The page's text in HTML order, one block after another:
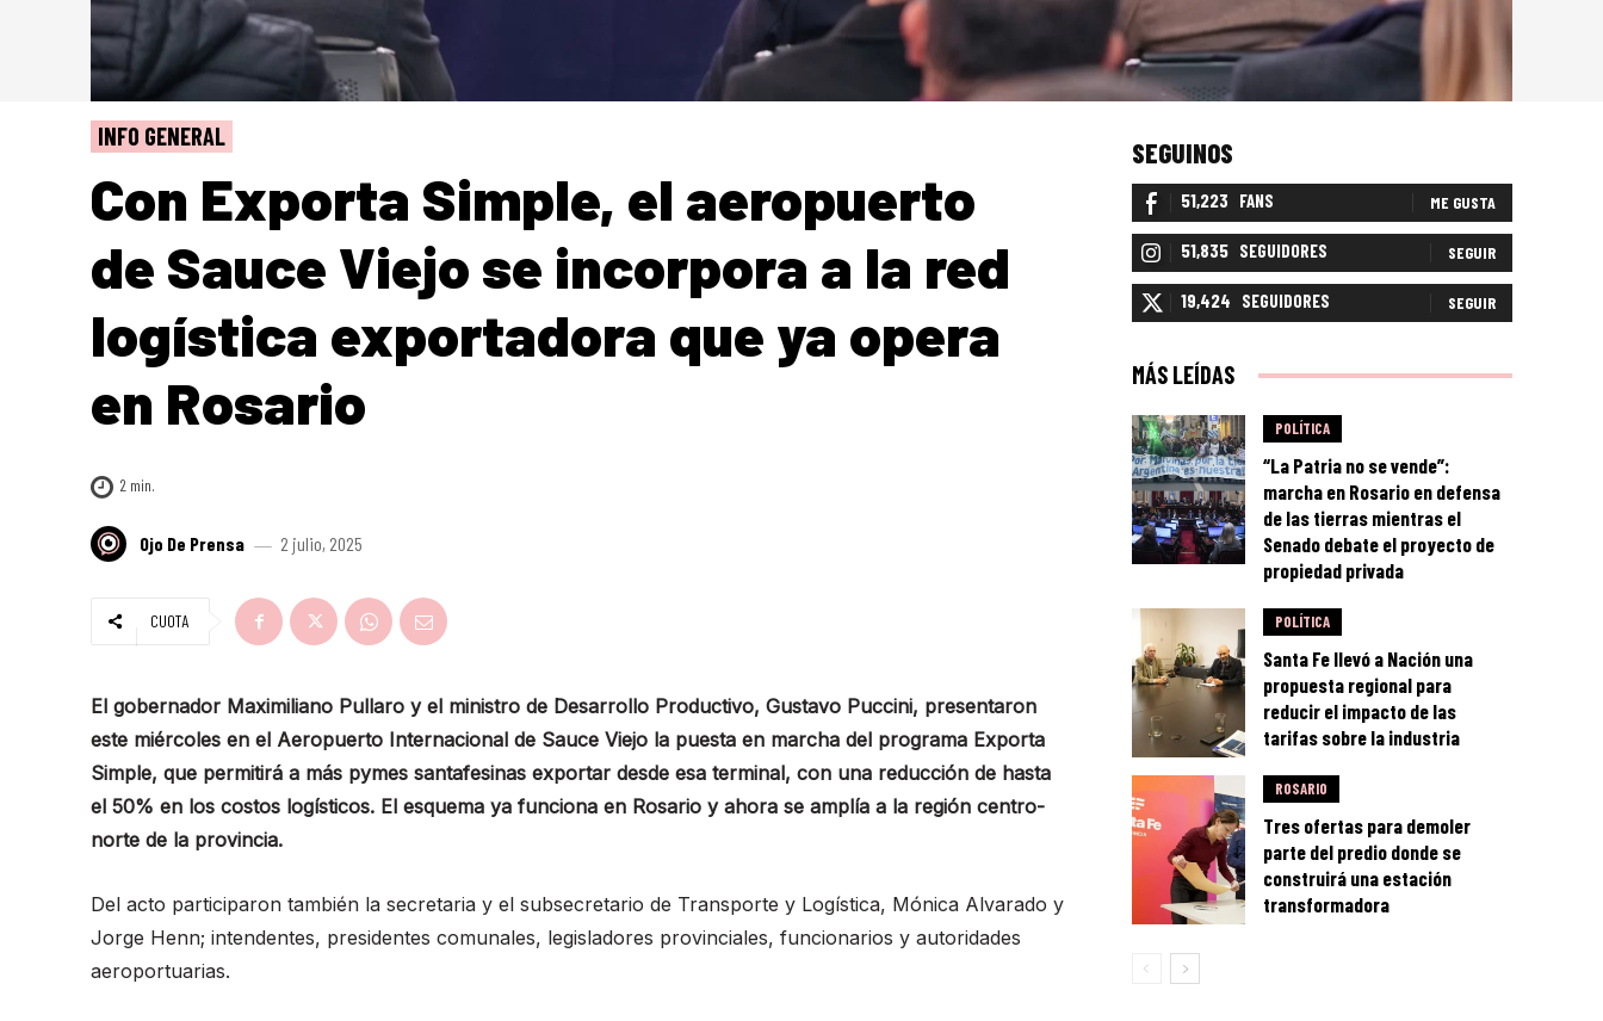
INFO GENERAL
Con Exporta Simple, el aeropuerto
de Sauce Viejo se incorpora a la red
logística exportadora que ya opera
en Rosario
2 min.
Ojo De Prensa 2 julio, 2025
CUOTA
El gobernador Maximiliano Pullaro y el ministro de Desarrollo Productivo, Gustavo Puccini, presentaron
este miércoles en el Aeropuerto Internacional de Sauce Viejo la puesta en marcha del programa Exporta
Simple, que permitirá a más pymes santafesinas exportar desde esa terminal, con una reducción de hasta
el 50% en los costos logísticos. El esquema ya funciona en Rosario y ahora se amplía a la región centro-
norte de la provincia.
Del acto participaron también la secretaria y el subsecretario de Transporte y Logística, Mónica Alvarado y
Jorge Henn; intendentes, presidentes comunales, legisladores provinciales, funcionarios y autoridades
aeroportuarias.
SEGUINOS
51,223 FANS ME GUSTA
51,835 SEGUIDORES SEGUIR
19,424 SEGUIDORES SEGUIR
MÁS LEÍDAS
POLÍTICA
“La Patria no se vende”:
marcha en Rosario en defensa
de las tierras mientras el
Senado debate el proyecto de
propiedad privada
POLÍTICA
Santa Fe llevó a Nación una
propuesta regional para
reducir el impacto de las
tarifas sobre la industria
ROSARIO
Tres ofertas para demoler
parte del predio donde se
construirá una estación
transformadora